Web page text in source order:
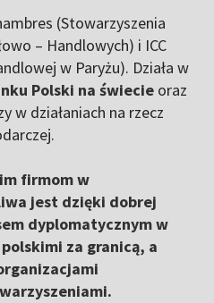
(Stowarzyszenia
– Handlowych) i ICC
w Paryżu). Działa w
Polski na świecie oraz
w działaniach na rzecz
firmom w
jest dzięki dobrej
dyplomatycznym w
za granicą, a